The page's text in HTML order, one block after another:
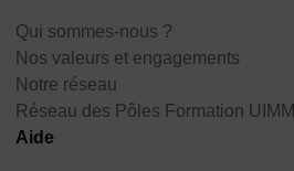
Qui sommes-nous ?
Nos valeurs et engagements
Notre réseau
Réseau des Pôles Formation UIMM
Aide